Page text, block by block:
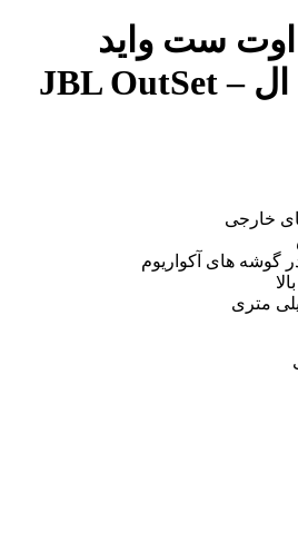
ست واید
16/22 جی بی ال – JBL OutSet
خارجی
گوشه های آکواریوم